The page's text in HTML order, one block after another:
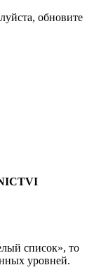
обновите
список», то
уровней.